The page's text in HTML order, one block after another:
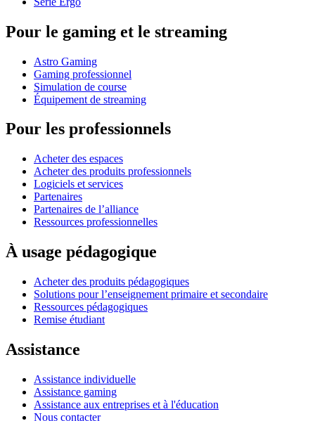
Pour le gaming et le streaming
Astro Gaming
Gaming professionnel
Simulation de course
Équipement de streaming
Pour les professionnels
Acheter des espaces
Acheter des produits professionnels
Logiciels et services
Partenaires
Partenaires de l’alliance
Ressources professionnelles
À usage pédagogique
Acheter des produits pédagogiques
Solutions pour l’enseignement primaire et secondaire
Ressources pédagogiques
Remise étudiant
Assistance
Assistance individuelle
Assistance gaming
Assistance aux entreprises et à l'éducation
Nous contacter